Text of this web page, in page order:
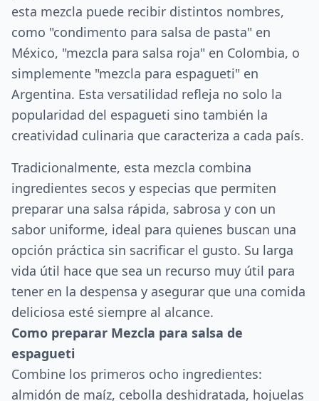
esta mezcla puede recibir distintos nombres,
como "condimento para salsa de pasta" en
México, "mezcla para salsa roja" en Colombia, o
simplemente "mezcla para espagueti" en
Argentina. Esta versatilidad refleja no solo la
popularidad del espagueti sino también la
creatividad culinaria que caracteriza a cada país.
Tradicionalmente, esta mezcla combina
ingredientes secos y especias que permiten
preparar una salsa rápida, sabrosa y con un
sabor uniforme, ideal para quienes buscan una
opción práctica sin sacrificar el gusto. Su larga
vida útil hace que sea un recurso muy útil para
tener en la despensa y asegurar que una comida
deliciosa esté siempre al alcance.
Como preparar Mezcla para salsa de
espagueti
Combine los primeros ocho ingredientes:
almidón de maíz, cebolla deshidratada, hojuelas